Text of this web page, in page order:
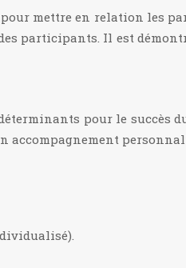
mettre en relation les
participants. Il est
pour le succès
accompagnement